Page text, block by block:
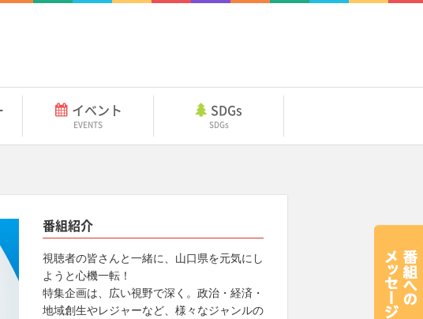
イベント
EVENTS
SDGs
SDGs
番組紹介
視聴者の皆さんと一緒に、山口県を元気にし
ようと心機一転！
特集企画は、広い視野で深く。政治・経済・
地域創生やレジャーなど、様々なジャンルの